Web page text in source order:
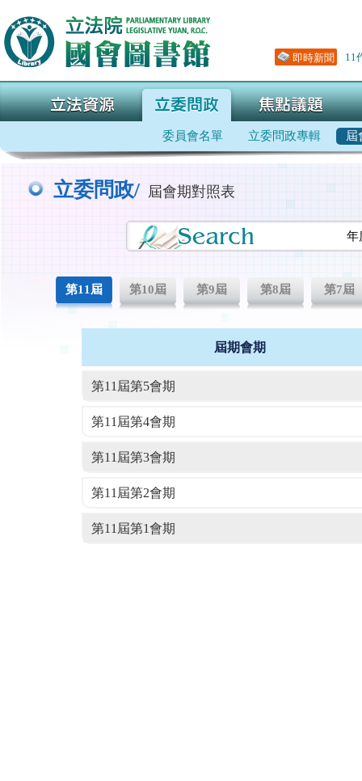
立委問政/ 屆會期對照表
年
第11屆 第10屆 第9屆 第8屆 第7屆
屆期會期
第11屆第5會期
第11屆第4會期
第11屆第3會期
第11屆第2會期
第11屆第1會期